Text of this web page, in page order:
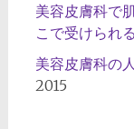
美容皮膚科で
こで受けられ
美容皮膚科の
2015